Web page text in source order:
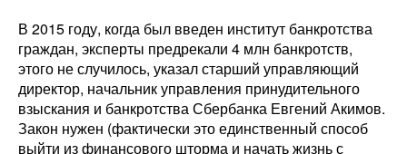
В 2015 году, когда был введен институт банкротства
граждан, эксперты предрекали 4 млн банкротств,
этого не случилось, указал старший управляющий
директор, начальник управления принудительного
взыскания и банкротства Сбербанка Евгений Акимов.
Закон нужен (фактически это единственный способ
выйти из финансового шторма и начать жизнь с